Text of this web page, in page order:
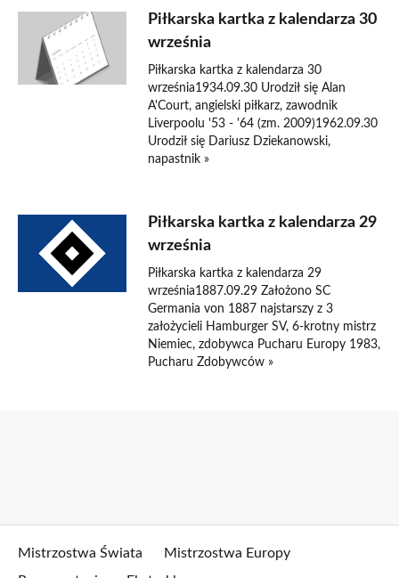
Piłkarska kartka z kalendarza 30
września
Piłkarska kartka z kalendarza 30
września1934.09.30 Urodził się Alan
A'Court, angielski piłkarz, zawodnik
Liverpoolu '53 - '64 (zm. 2009)1962.09.30
Urodził się Dariusz Dziekanowski,
napastnik »
Piłkarska kartka z kalendarza 29
września
Piłkarska kartka z kalendarza 29
września1887.09.29 Założono SC
Germania von 1887 najstarszy z 3
założycieli Hamburger SV, 6-krotny mistrz
Niemiec, zdobywca Pucharu Europy 1983,
Pucharu Zdobywców »
Mistrzostwa Świata
Mistrzostwa Europy